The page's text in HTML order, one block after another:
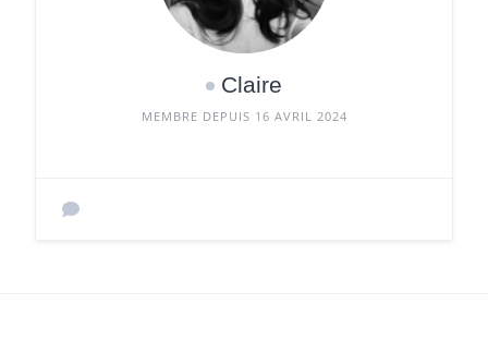
Claire
MEMBRE DEPUIS 16 AVRIL 2024